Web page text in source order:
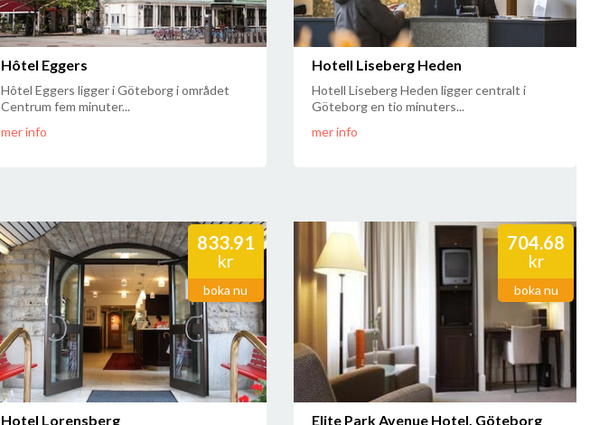
Hôtel Eggers
Hôtel Eggers ligger i Göteborg i området
Centrum fem minuter...
mer info
Hotell Liseberg Heden
Hotell Liseberg Heden ligger centralt i
Göteborg en tio minuters...
mer info
833.91
kr
boka nu
Hotel Lorensberg
704.68
kr
boka nu
Elite Park Avenue Hotel, Göteborg